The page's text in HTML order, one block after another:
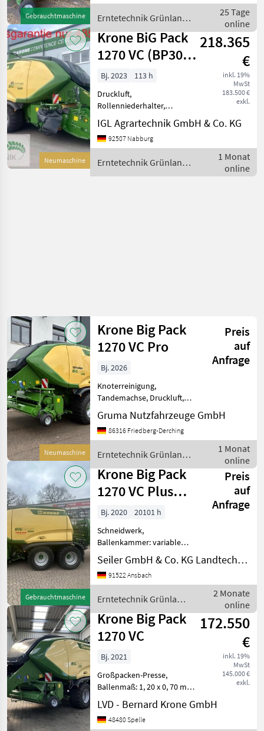
Gebrauchtmaschine
Zentralschmierung: autom.
Zentralschmierung,
Knoterreinigung, Druckluf
Erntetechnik Grünland /
Krone
25 Tage
online
Neumaschine
Krone BiG Pack
1270 VC (BP305-
11)
218.365
€
inkl. 19%
MwSt
183.500 €
exkl.
Bj. 2023
113 h
Druckluft,
Rollenniederhalter,
Ballenrampe,
Zentralschmierung: man.
Zentralschmierung,
Zentralschmierung: autom.
Zentralschmierung,
IGL Agrartechnik GmbH & Co. KG
92507 Nabburg
Erntetechnik Grünland /
Krone
1 Monat
online
Neumaschine
Krone Big Pack
1270 VC Pro
Preis
auf
Anfrage
Bj. 2026
Knoterreinigung,
Tandemachse, Druckluft,
Schneidwerk Bereifung (h):
620/55R26.5, Zustand-
Bereifung (h): 100 %,
Anzahl Messer: 51,
Bordcomp
Gruma Nutzfahrzeuge GmbH
86316 Friedberg-Derching
Erntetechnik Grünland /
Krone
1 Monat
online
Gebrauchtmaschine
Krone Big Pack
1270 VC Plus
(Gen 5)
Preis
auf
Anfrage
Bj. 2020
20101 h
Schneidwerk,
Ballenkammer: variable
Ballenkammer, Druckluft,
Knoterreinigung,
Zentralschmierung: man.
Großpackenpresse Krone
Big Pack 1270 VC Baureihe
Seiler GmbH & Co. KG Landtechnik
91522 Ansbach
Erntetechnik Grünland
/ Krone
2 Monate
online
Krone Big Pack
1270 VC
172.550
€
inkl. 19%
MwSt
145.000 €
exkl.
Bj. 2021
Großpacken-Presse,
Ballenmaß: 1, 20 x 0, 70 m,
Tandem-Fahrwerk, Active
Pick-up Schneidwerk VC
Plus für 51 Messer, KRONE
LVD - Bernard Krone GmbH
48480 Spelle